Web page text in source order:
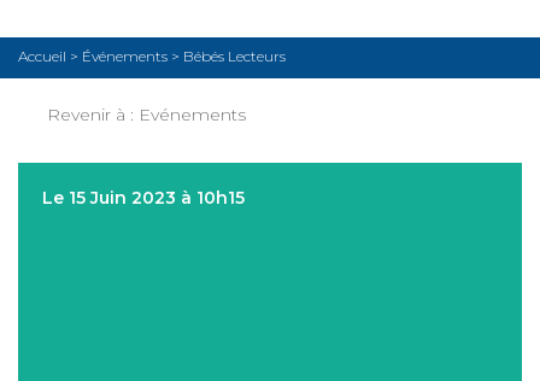
Accueil > Événements > Bébés Lecteurs
Revenir à : Evénements
Le 15 Juin 2023 à 10h15